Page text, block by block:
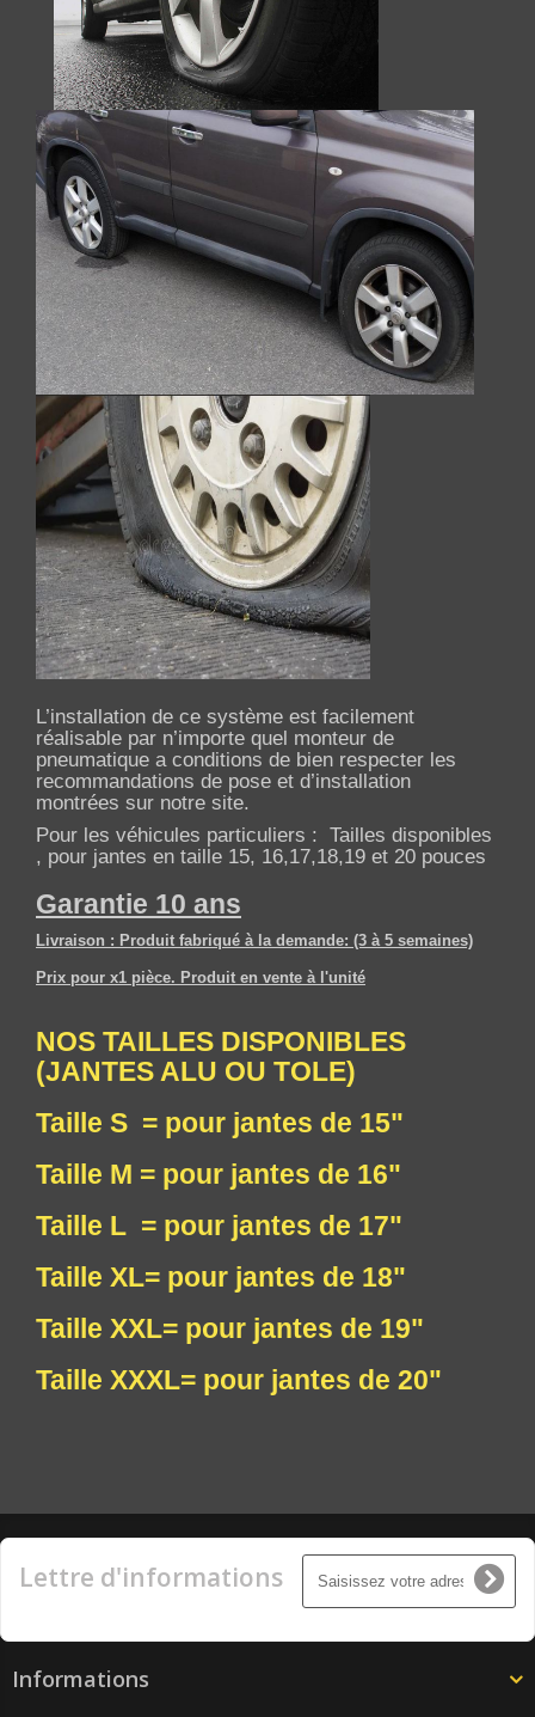
L’installation de ce système est facilement
réalisable par n’importe quel monteur de
pneumatique a conditions de bien respecter les
recommandations de pose et d’installation
montrées sur notre site.
Pour les véhicules particuliers : Tailles disponibles
, pour jantes en taille 15, 16,17,18,19 et 20 pouces
Garantie 10 ans
Livraison : Produit fabriqué à la demande: (3 à 5 semaines)
Prix pour x1 pièce. Produit en vente à l'unité
NOS TAILLES DISPONIBLES
(JANTES ALU OU TOLE)
Taille S = pour jantes de 15"
Taille M = pour jantes de 16"
Taille L = pour jantes de 17"
Taille XL= pour jantes de 18"
Taille XXL= pour jantes de 19"
Taille XXXL= pour jantes de 20"
Lettre d'informations
Informations